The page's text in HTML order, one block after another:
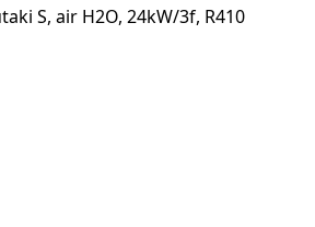
S, air H2O, 24kW/3f, R410